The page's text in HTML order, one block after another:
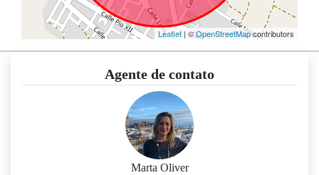
Leaflet| ©OpenStreetMapcontributors
Agente de contato
Marta Oliver